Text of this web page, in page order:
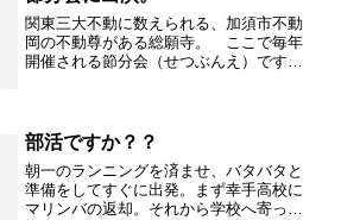
関東三大不動に数えられる、加須市不動
岡の不動尊がある総願寺。 ここで毎年
開催される節分会（せつぶんえ）です
く、それぞれの名産品を売り出...
部活ですか？？
朝一のランニングを済ませ、バタバタと
準備をしてすぐに出発。まず幸手高校に
マリンバの返却。それから学校へ寄って